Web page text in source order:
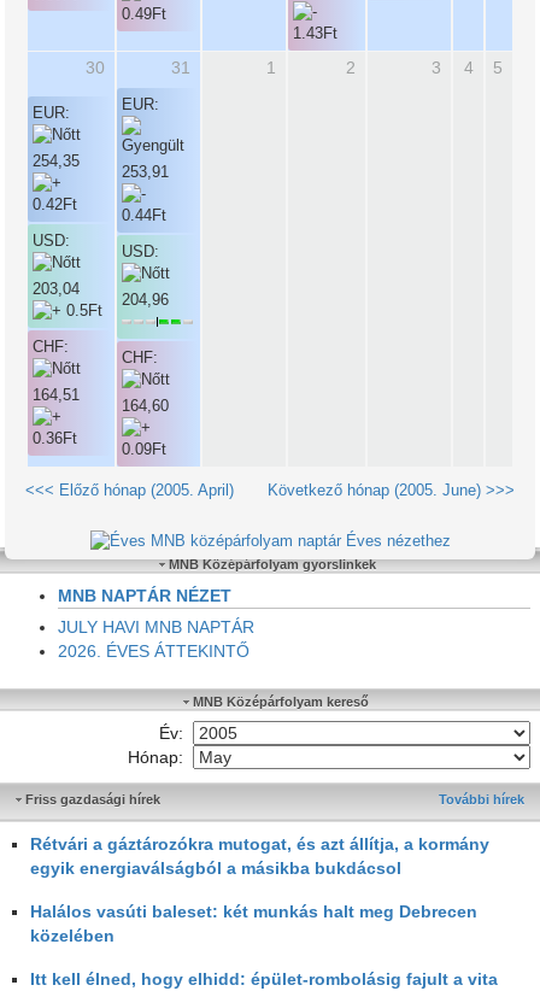
30
EUR:
254,35
USD:
203,04
CHF:
164,51
31
EUR:
253,91
USD:
204,96
CHF:
164,60
1 2 3 4 5
<<< Előző hónap (2005. April) Következő hónap (2005. June) >>>
Éves nézethez
MNB Középárfolyam gyorslinkek
MNB NAPTÁR NÉZET
JULY HAVI MNB NAPTÁR
2026. ÉVES ÁTTEKINTŐ
MNB Középárfolyam kereső
Év:
Hónap:
Friss gazdasági hírek További hírek
Rétvári a gáztározókra mutogat, és azt állítja, a kormány
egyik energiaválságból a másikba bukdácsol
Halálos vasúti baleset: két munkás halt meg Debrecen
közelében
Itt kell élned, hogy elhidd: épület-rombolásig fajult a vita